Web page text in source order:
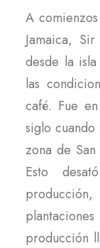
A
Jamaica,
desde la
las
café. Fue
siglo cuando
zona de San
Esto
producción